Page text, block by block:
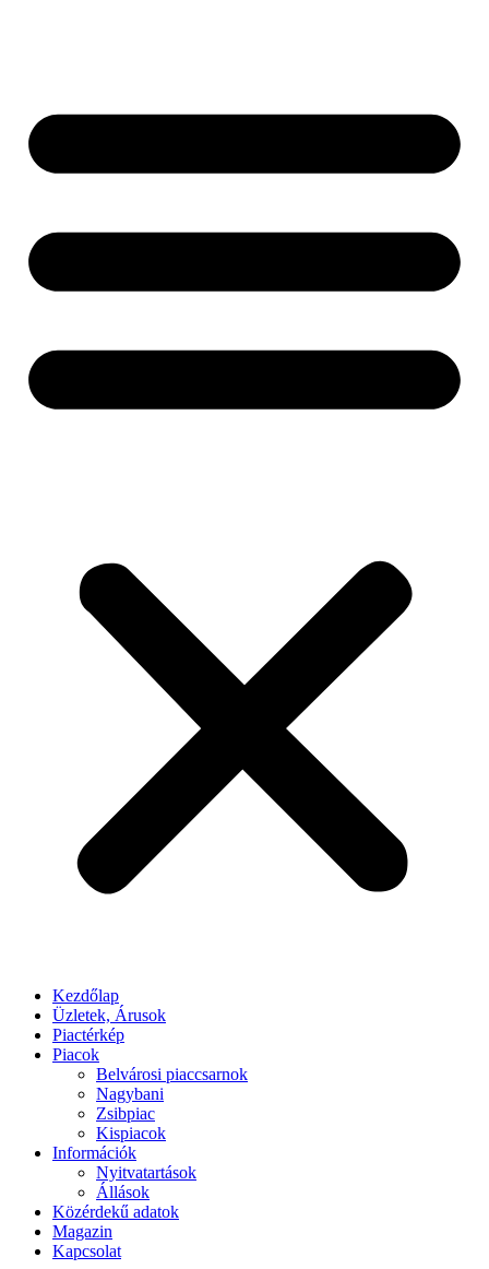
Kezdőlap
Üzletek, Árusok
Piactérkép
Piacok
Belvárosi piaccsarnok
Nagybani
Zsibpiac
Kispiacok
Információk
Nyitvatartások
Állások
Közérdekű adatok
Magazin
Kapcsolat